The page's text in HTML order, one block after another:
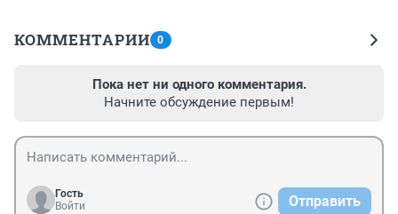
КОММЕНТАРИИ 0
Пока нет ни одного комментария.
Начните обсуждение первым!
Гость
Войти
Отправить